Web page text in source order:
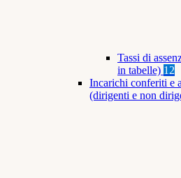
Tassi di
in tabelle) 12
Incarichi conferiti e
(dirigenti e non